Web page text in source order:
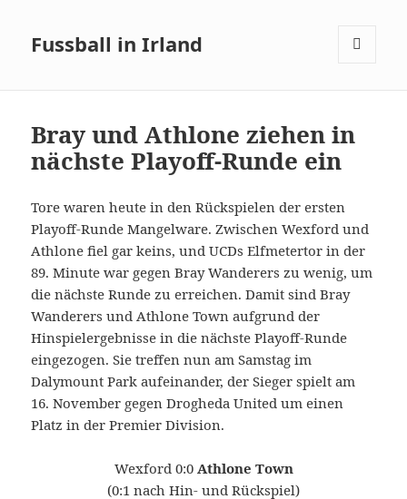
Fussball in Irland
Bray und Athlone ziehen in
nächste Playoff-Runde ein
Tore waren heute in den Rückspielen der ersten
Playoff-Runde Mangelware. Zwischen Wexford und
Athlone fiel gar keins, und UCDs Elfmetertor in der
89. Minute war gegen Bray Wanderers zu wenig, um
die nächste Runde zu erreichen. Damit sind Bray
Wanderers und Athlone Town aufgrund der
Hinspielergebnisse in die nächste Playoff-Runde
eingezogen. Sie treffen nun am Samstag im
Dalymount Park aufeinander, der Sieger spielt am
16. November gegen Drogheda United um einen
Platz in der Premier Division.
Wexford 0:0 Athlone Town
(0:1 nach Hin- und Rückspiel)